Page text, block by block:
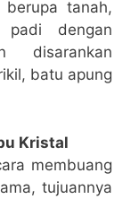
tanah,
dengan
disarankan
batu apung
Kristal
membuang
tujuannya